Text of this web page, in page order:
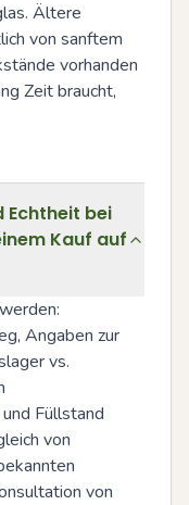
Ältere
von sanftem
vorhanden
Zeit braucht,
Echtheit bei
Kauf auf
Angaben zur
vs.
Füllstand
von
von